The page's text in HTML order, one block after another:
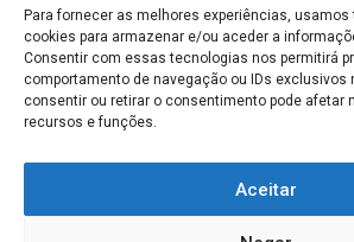
Para fornecer as melhores experiências,
cookies para armazenar e/ou aceder a
Consentir com essas tecnologias nos permitirá
comportamento de navegação ou IDs exclusivos
consentir ou retirar o consentimento pode afetar
recursos e funções.
Aceitar
utente sinta segurança
mesmo quando os sistemas
falham.
Imagiologia na
constante, com foco